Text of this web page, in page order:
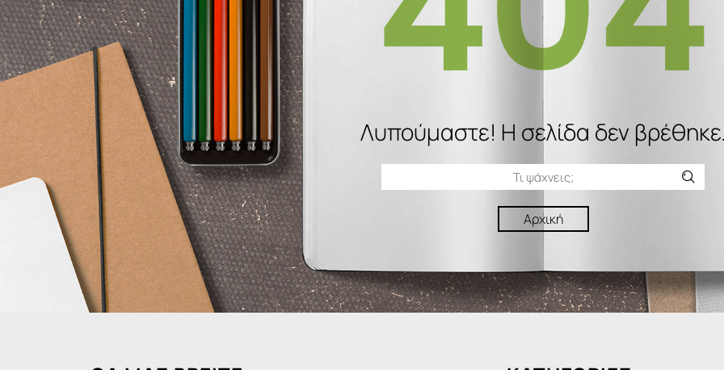
Λυπούμαστε! H σελίδα δεν
Αρχική